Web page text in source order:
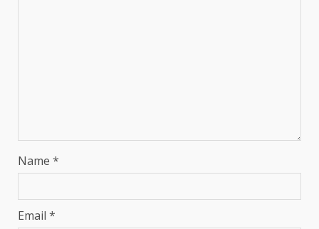
Name *
Email *